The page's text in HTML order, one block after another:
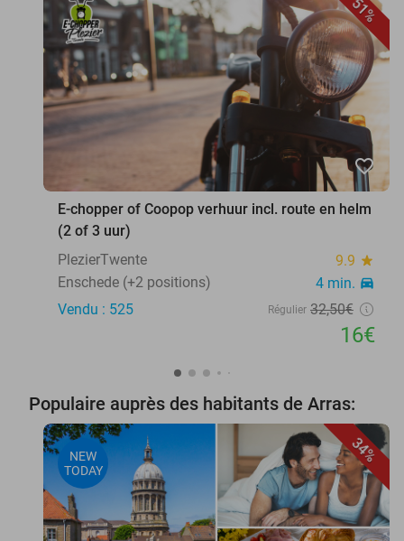
51%
favorite_border
E-chopper of Coopop verhuur incl. route en helm
(2 of 3 uur)
PlezierTwente
9.9 star
Enschede (+2 positions) 4 min. directions_car
Vendu : 525 Régulier 32,50€
16€
Populaire auprès des habitants de Arras:
34%
NEW
TODAY